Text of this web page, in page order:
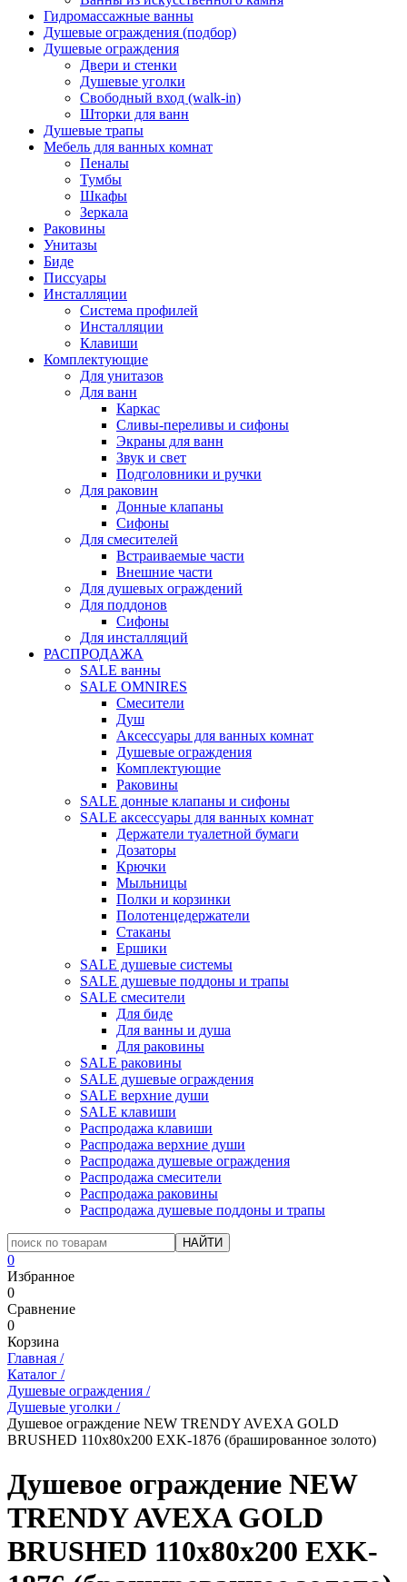
Гидромассажные ванны
Душевые ограждения (подбор)
Душевые ограждения
Двери и стенки
Душевые уголки
Свободный вход (walk-in)
Шторки для ванн
Душевые трапы
Мебель для ванных комнат
Пеналы
Тумбы
Шкафы
Зеркала
Раковины
Унитазы
Биде
Писсуары
Инсталляции
Система профилей
Инсталляции
Клавиши
Комплектующие
Для унитазов
Для ванн
Каркас
Сливы-переливы и сифоны
Экраны для ванн
Звук и свет
Подголовники и ручки
Для раковин
Донные клапаны
Сифоны
Для смесителей
Встраиваемые части
Внешние части
Для душевых ограждений
Для поддонов
Сифоны
Для инсталляций
РАСПРОДАЖА
SALE ванны
SALE OMNIRES
Смесители
Душ
Аксессуары для ванных комнат
Душевые ограждения
Комплектующие
Раковины
SALE донные клапаны и сифоны
SALE аксессуары для ванных комнат
Держатели туалетной бумаги
Дозаторы
Крючки
Мыльницы
Полки и корзинки
Полотенцедержатели
Стаканы
Ершики
SALE душевые системы
SALE душевые поддоны и трапы
SALE смесители
Для биде
Для ванны и душа
Для раковины
SALE раковины
SALE душевые ограждения
SALE верхние души
SALE клавиши
Распродажа клавиши
Распродажа верхние души
Распродажа душевые ограждения
Распродажа смесители
Распродажа раковины
Распродажа душевые поддоны и трапы
0
Избранное
0
Сравнение
0
Корзина
Главная /
Каталог /
Душевые ограждения /
Душевые уголки /
Душевое ограждение NEW TRENDY AVEXA GOLD
BRUSHED 110x80x200 EXK-1876 (брашированное золото)
Душевое ограждение NEW
TRENDY AVEXA GOLD
BRUSHED 110x80x200 EXK-